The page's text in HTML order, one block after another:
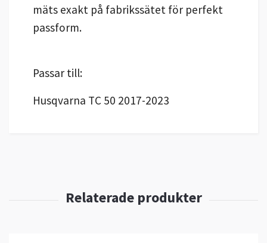
mäts exakt på fabrikssätet för perfekt
passform.
Passar till:
Husqvarna TC 50 2017-2023